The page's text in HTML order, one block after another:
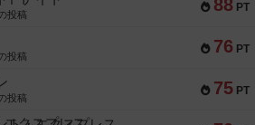
88 PT
投稿
76 PT
投稿
75 PT
投稿